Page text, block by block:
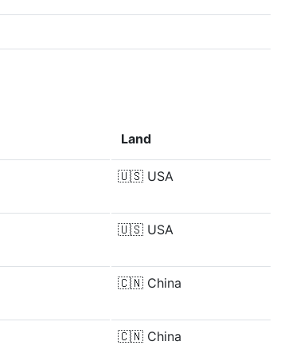
Land
🇺🇸 USA
🇺🇸 USA
🇨🇳 China
🇨🇳 China